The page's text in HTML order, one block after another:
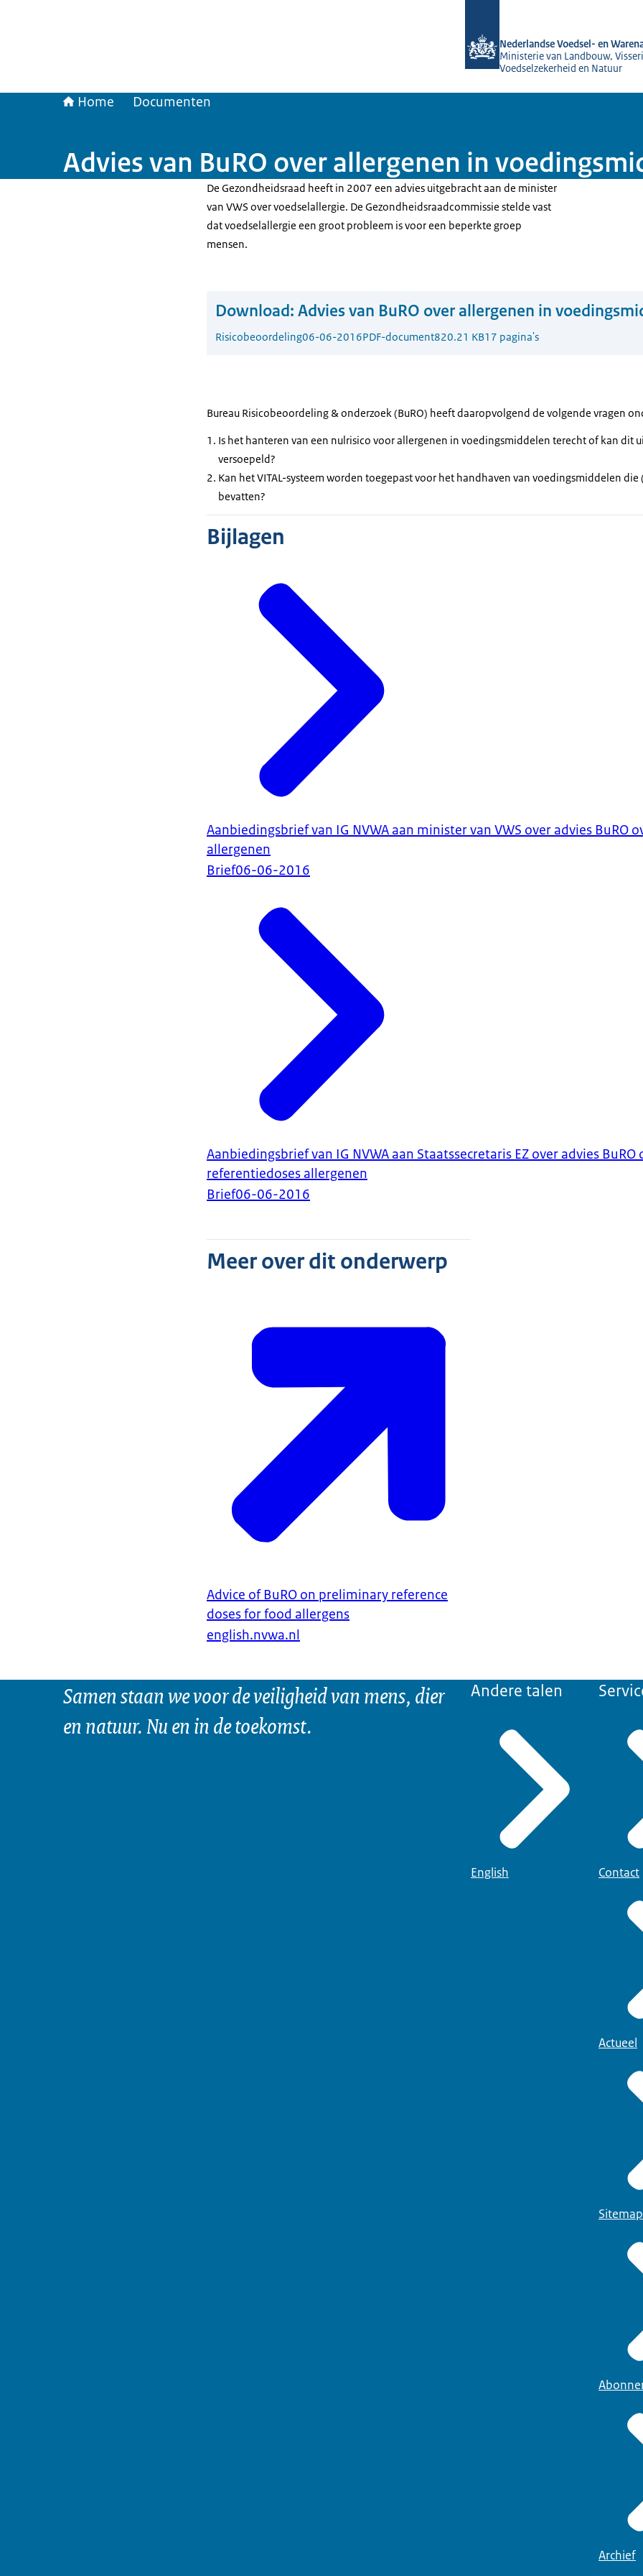
Nederlandse Voedsel- en
Ministerie van Landbouw,
Voedselzekerheid en Natuur
Home Documenten
Advies van BuRO over allergenen in
De Gezondheidsraad heeft in 2007 een advies uitgebracht aan de minister
van VWS over voedselallergie. De Gezondheidsraadcommissie stelde vast
dat voedselallergie een groot probleem is voor een beperkte groep
mensen.
Download: Advies van BuRO over allergenen in
Risicobeoordeling06-06-2016PDF-document820.21 KB17 pagina's
Bureau Risicobeoordeling & onderzoek (BuRO) heeft daaropvolgend de volgende vragen
Is het hanteren van een nulrisico voor allergenen in voedingsmiddelen terecht of kan dit
versoepeld?
Kan het VITAL-systeem worden toegepast voor het handhaven van voedingsmiddelen
bevatten?
Bijlagen
Aanbiedingsbrief van IG NVWA aan minister van VWS over advies BuRO
allergenen
Brief06-06-2016
Aanbiedingsbrief van IG NVWA aan Staatssecretaris EZ over advies BuRO
referentiedoses allergenen
Brief06-06-2016
Meer over dit onderwerp
Advice of BuRO on preliminary reference
doses for food allergens
english.nvwa.nl
Samen staan we voor de veiligheid van mens, dier
en natuur. Nu en in de toekomst.
Andere talen
English Contact
Actueel
Sitemap
Archief